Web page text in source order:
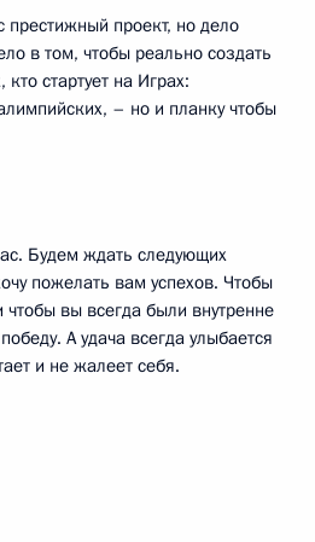
престижный проект, но дело
в том, чтобы реально создать
стартует на Играх:
– но и планку чтобы
Будем ждать следующих
пожелать вам успехов. Чтобы
вы всегда были внутренне
А удача всегда улыбается
и не жалеет себя.